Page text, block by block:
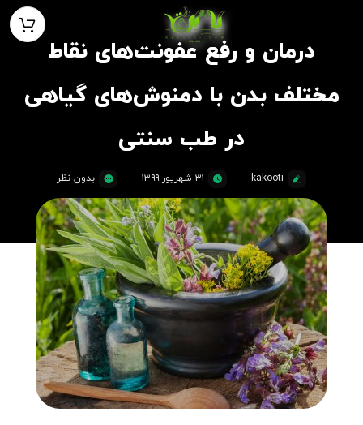
درمان و رفع عفونت‌های نقاط
مختلف بدن با دمنوش‌های گیاهی
در طب سنتی
kakooti ۳۱ شهریور ۱۳۹۹ بدون نظر